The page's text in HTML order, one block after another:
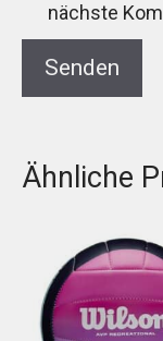
nächste
Ähnliche